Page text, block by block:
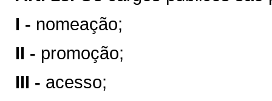
I - nomeação;
II - promoção;
III - acesso;